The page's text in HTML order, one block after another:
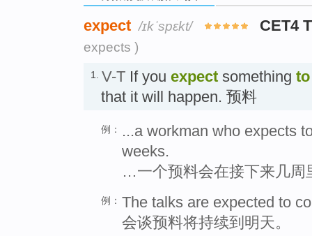
expect /ɪkˈspɛkt/ CET4
expects )
1. V-T If you expect something to
that it will happen. 预料
例：
...a workman who expects
weeks.
…一个预料会在接下来几周
例： The talks are expected to
会谈预料将持续到明天。